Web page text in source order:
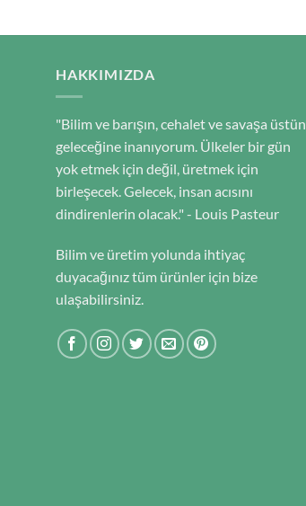
HAKKIMIZDA
"Bilim ve barışın, cehalet ve savaşa üstün
geleceğine inanıyorum. Ülkeler bir gün
yok etmek için değil, üretmek için
birleşecek. Gelecek, insan acısını
dindirenlerin olacak." - Louis Pasteur
Bilim ve üretim yolunda ihtiyaç
duyacağınız tüm ürünler için bize
ulaşabilirsiniz.